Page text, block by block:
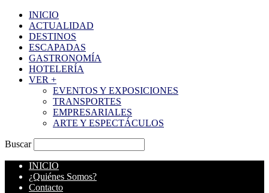
INICIO
ACTUALIDAD
DESTINOS
ESCAPADAS
GASTRONOMÍA
HOTELERÍA
VER +
EVENTOS Y EXPOSICIONES
TRANSPORTES
EMPRESARIALES
ARTE Y ESPECTÁCULOS
Buscar
INICIO
¿Quiénes Somos?
Contacto